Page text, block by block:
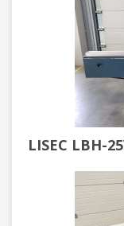
LISEC LBH-